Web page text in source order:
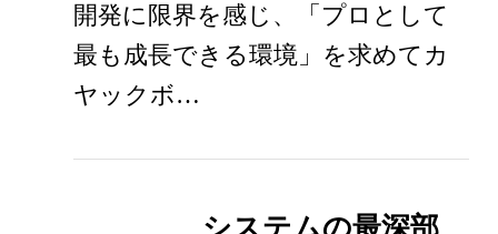
開発に限界を感じ、「プロとして
最も成長できる環境」を求めてカ
ヤックボ…